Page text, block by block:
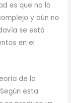
es que no lo
y aún no
se está
en el
de la
esta